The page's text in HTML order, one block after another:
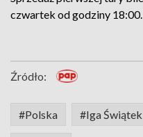
czwartek od godziny 18:00.
Źródło:
#Polska #Iga Świątek